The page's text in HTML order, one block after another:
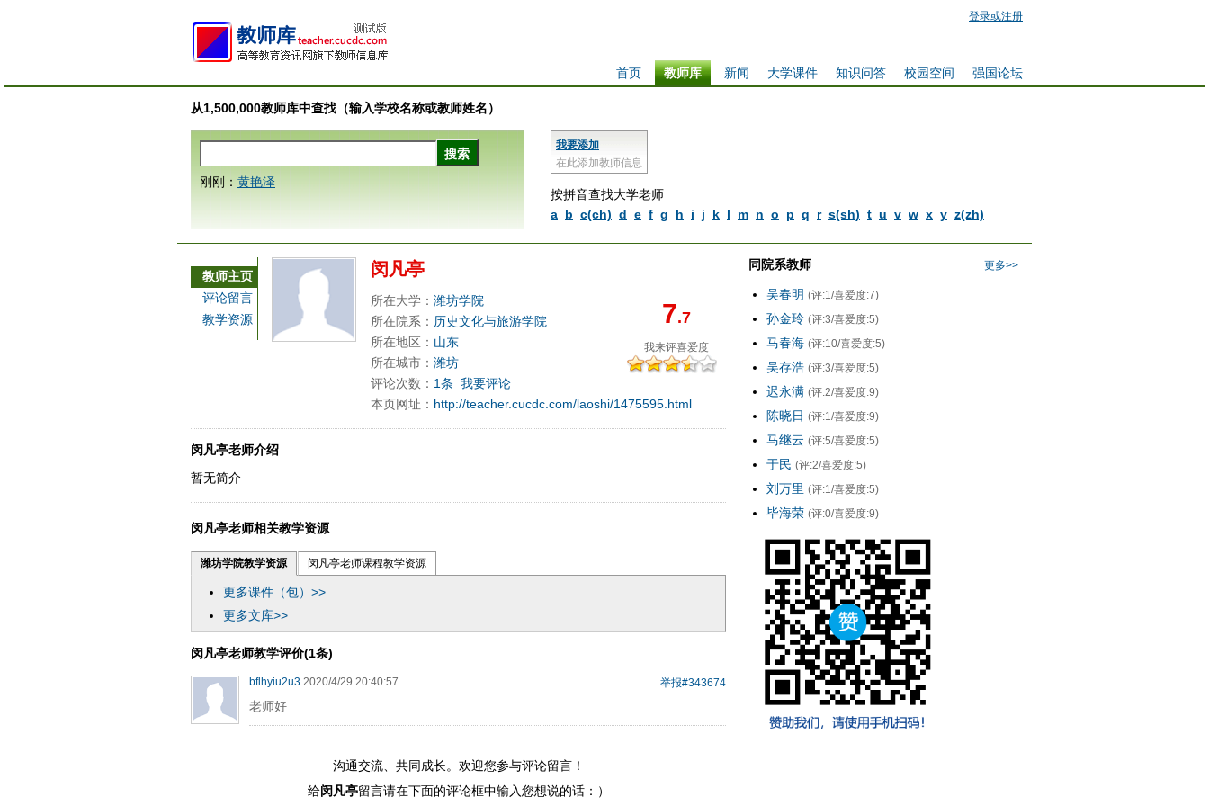
登录或注册
强国论坛
校园空间
知识问答
大学课件
新闻
教师库
首页
从1,500,000教师库中查找（输入学校名称或教师姓名）
我要添加
在此添加教师信息
按拼音查找大学老师
a b c(ch) d e f g h i j k l m n o p q r s(sh) t u v w x y z(zh)
刚刚： 黄艳泽
教师主页
评论留言
教学资源
闵凡亭
7.7
我来评喜爱度
所在大学： 潍坊学院
所在院系： 历史文化与旅游学院
所在地区： 山东
所在城市： 潍坊
评论次数： 1条 我要评论
本页网址： http://teacher.cucdc.com/laoshi/1475595.html
闵凡亭老师介绍
暂无简介
闵凡亭老师相关教学资源
潍坊学院教学资源 闵凡亭老师课程教学资源
更多课件（包）>>
更多文库>>
闵凡亭老师教学评价(1条)
举报#343674
bflhyiu2u3 2020/4/29 20:40:57
老师好
沟通交流、共同成长。欢迎您参与评论留言！
给闵凡亭留言请在下面的评论框中输入您想说的话：）
更多>>
同院系教师
吴春明 (评:1/喜爱度:7)
孙金玲 (评:3/喜爱度:5)
马春海 (评:10/喜爱度:5)
吴存浩 (评:3/喜爱度:5)
迟永满 (评:2/喜爱度:9)
陈晓日 (评:1/喜爱度:9)
马继云 (评:5/喜爱度:5)
于民 (评:2/喜爱度:5)
刘万里 (评:1/喜爱度:5)
毕海荣 (评:0/喜爱度:9)